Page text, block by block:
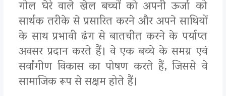
गोल घेरे वाले खेल बच्चों को अपनी ऊर्जा को
सार्थक तरीके से प्रसारित करने और अपने साथियों
के साथ प्रभावी ढंग से बातचीत करने के पर्याप्त
अवसर प्रदान करते हैं। वे एक बच्चे के समग्र एवं
सर्वांगीण विकास का पोषण करते हैं, जिससे वे
सामाजिक रूप से सक्षम होते हैं।